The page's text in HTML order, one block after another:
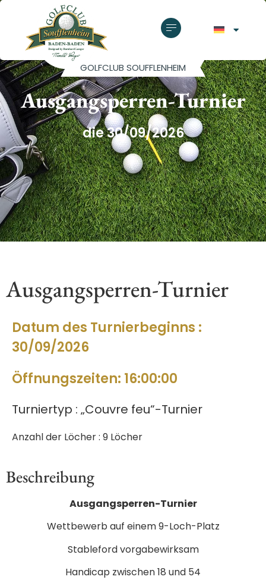
GOLFCLUB SOUFFLENHEIM
Ausgangsperren-Turnier
die 30/09/2026
Ausgangsperren-Turnier
Datum des Turnierbeginns :
30/09/2026
Öffnungszeiten: 16:00:00
Turniertyp : „Couvre feu“-Turnier
Anzahl der Löcher : 9 Löcher
Beschreibung
Ausgangsperren-Turnier
Wettbewerb auf einem 9-Loch-Platz
Stableford vorgabewirksam
Handicap zwischen 18 und 54